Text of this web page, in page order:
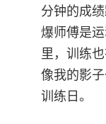
分钟的成
爆师傅是
里，训练
像我的影
训练日。